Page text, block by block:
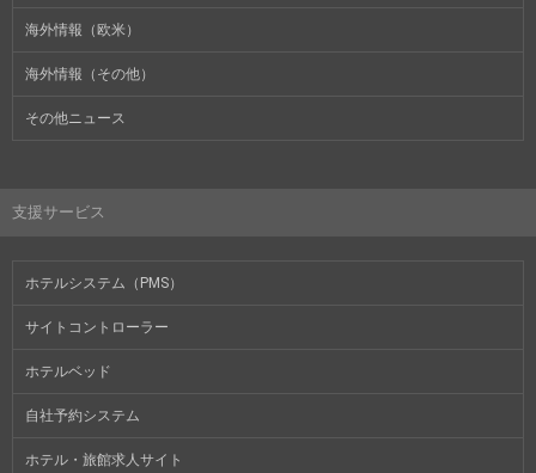
海外情報（欧米）
海外情報（その他）
その他ニュース
支援サービス
ホテルシステム（PMS）
サイトコントローラー
ホテルベッド
自社予約システム
ホテル・旅館求人サイト